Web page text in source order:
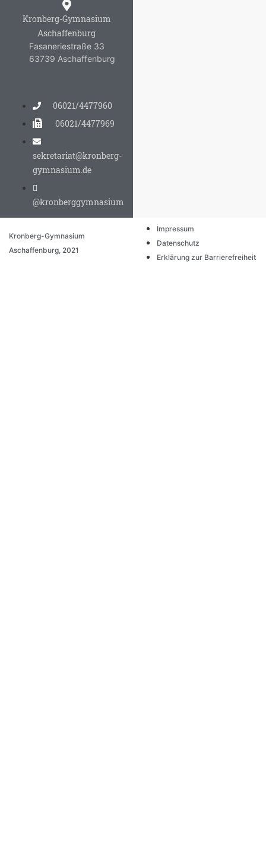
Kronberg-Gymnasium
Aschaffenburg
Fasaneriestraße 33
63739 Aschaffenburg
06021/4477960
06021/4477969
sekretariat@kronberg-
gymnasium.de
@kronberggymnasium
Kronberg-Gymnasium
Aschaffenburg, 2021
Impressum
Datenschutz
Erklärung zur Barrierefreiheit